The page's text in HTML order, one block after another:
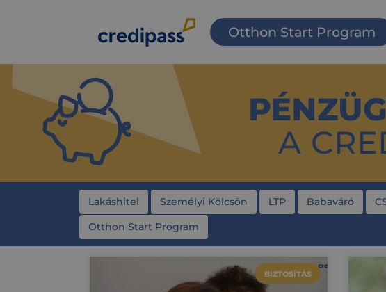
Otthon Start Program
Lakáshitel Személyi Kölcsön LTP Babaváró
Otthon Start Program
BIZTOSÍTÁS